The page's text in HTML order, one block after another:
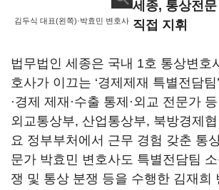
김두식 대표(왼쪽)·박효민 변호사
세종, 통상전
직접 지휘
법무법인 세종은 국내 1호 통상변호
호사가 이끄는 ‘경제제재 특별전담
·경제 제재·수출 통제·외교 전문가
외교통상부, 산업통상부, 북방경제
요 정부부처에서 근무 경험 갖춘 통
문가 박효민 변호사도 특별전담팀
쟁 및 통상 분쟁 등을 수행한 김재희